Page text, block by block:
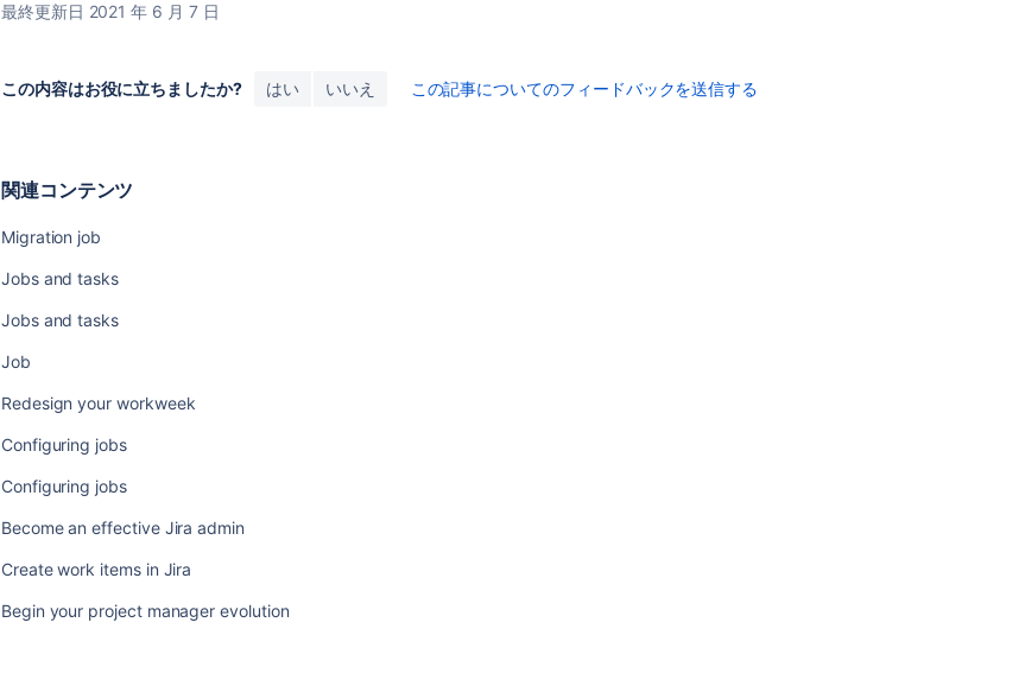
最終更新日 2021 年 6 月 7 日
この内容はお役に立ちましたか? はい いいえ この記事についてのフィードバックを送信する
関連コンテンツ
Migration job
Jobs and tasks
Jobs and tasks
Job
Redesign your workweek
Configuring jobs
Configuring jobs
Become an effective Jira admin
Create work items in Jira
Begin your project manager evolution